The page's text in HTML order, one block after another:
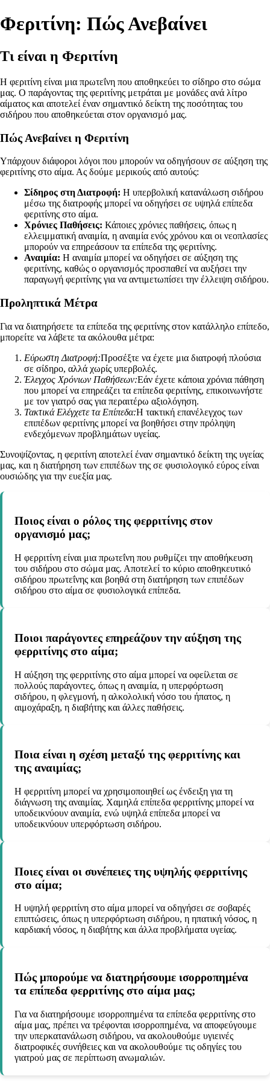
Φεριτίνη: Πώς Ανεβαίνει
Τι είναι η Φεριτίνη
Η φεριτίνη είναι μια πρωτεΐνη που αποθηκεύει το σίδηρο στο σώμα
μας. Ο παράγοντας της φεριτίνης μετράται με μονάδες ανά λίτρο
αίματος και αποτελεί έναν σημαντικό δείκτη της ποσότητας του
σιδήρου που αποθηκεύεται στον οργανισμό μας.
Πώς Ανεβαίνει η Φεριτίνη
Υπάρχουν διάφοροι λόγοι που μπορούν να οδηγήσουν σε αύξηση της
φεριτίνης στο αίμα. Ας δούμε μερικούς από αυτούς:
Σίδηρος στη Διατροφή: Η υπερβολική κατανάλωση σιδήρου
μέσω της διατροφής μπορεί να οδηγήσει σε υψηλά επίπεδα
φεριτίνης στο αίμα.
Χρόνιες Παθήσεις: Κάποιες χρόνιες παθήσεις, όπως η
ελλειμματική αναιμία, η αναιμία ενός χρόνου και οι νεοπλασίες
μπορούν να επηρεάσουν τα επίπεδα της φεριτίνης.
Αναιμία: Η αναιμία μπορεί να οδηγήσει σε αύξηση της
φεριτίνης, καθώς ο οργανισμός προσπαθεί να αυξήσει την
παραγωγή φεριτίνης για να αντιμετωπίσει την έλλειψη σιδήρου.
Προληπτικά Μέτρα
Για να διατηρήσετε τα επίπεδα της φεριτίνης στον κατάλληλο επίπεδο,
μπορείτε να λάβετε τα ακόλουθα μέτρα:
Εύρωστη Διατροφή:Προσέξτε να έχετε μια διατροφή πλούσια
σε σίδηρο, αλλά χωρίς υπερβολές.
Έλεγχος Χρόνιων Παθήσεων:Εάν έχετε κάποια χρόνια πάθηση
που μπορεί να επηρεάζει τα επίπεδα φεριτίνης, επικοινωνήστε
με τον γιατρό σας για περαιτέρω αξιολόγηση.
Τακτικά Ελέγχετε τα Επίπεδα:Η τακτική επανέλεγχος των
επιπέδων φεριτίνης μπορεί να βοηθήσει στην πρόληψη
ενδεχόμενων προβλημάτων υγείας.
Συνοψίζοντας, η φεριτίνη αποτελεί έναν σημαντικό δείκτη της υγείας
μας, και η διατήρηση των επιπέδων της σε φυσιολογικό εύρος είναι
ουσιώδης για την ευεξία μας.
Ποιος είναι ο ρόλος της φερριτίνης στον
οργανισμό μας;
Η φερριτίνη είναι μια πρωτεΐνη που ρυθμίζει την αποθήκευση
του σιδήρου στο σώμα μας. Αποτελεί το κύριο αποθηκευτικό
σιδήρου πρωτεΐνης και βοηθά στη διατήρηση των επιπέδων
σιδήρου στο αίμα σε φυσιολογικά επίπεδα.
Ποιοι παράγοντες επηρεάζουν την αύξηση της
φερριτίνης στο αίμα;
Η αύξηση της φερριτίνης στο αίμα μπορεί να οφείλεται σε
πολλούς παράγοντες, όπως η αναιμία, η υπερφόρτωση
σιδήρου, η φλεγμονή, η αλκολολική νόσο του ήπατος, η
αιμοχάραξη, η διαβήτης και άλλες παθήσεις.
Ποια είναι η σχέση μεταξύ της φερριτίνης και
της αναιμίας;
Η φερριτίνη μπορεί να χρησιμοποιηθεί ως ένδειξη για τη
διάγνωση της αναιμίας. Χαμηλά επίπεδα φερριτίνης μπορεί να
υποδεικνύουν αναιμία, ενώ υψηλά επίπεδα μπορεί να
υποδεικνύουν υπερφόρτωση σιδήρου.
Ποιες είναι οι συνέπειες της υψηλής φερριτίνης
στο αίμα;
Η υψηλή φερριτίνη στο αίμα μπορεί να οδηγήσει σε σοβαρές
επιπτώσεις, όπως η υπερφόρτωση σιδήρου, η ηπατική νόσος, η
καρδιακή νόσος, η διαβήτης και άλλα προβλήματα υγείας.
Πώς μπορούμε να διατηρήσουμε ισορροπημένα
τα επίπεδα φερριτίνης στο αίμα μας;
Για να διατηρήσουμε ισορροπημένα τα επίπεδα φερριτίνης στο
αίμα μας, πρέπει να τρέφονται ισορροπημένα, να αποφεύγουμε
την υπερκατανάλωση σιδήρου, να ακολουθούμε υγιεινές
διατροφικές συνήθειες και να ακολουθούμε τις οδηγίες του
γιατρού μας σε περίπτωση ανωμαλιών.